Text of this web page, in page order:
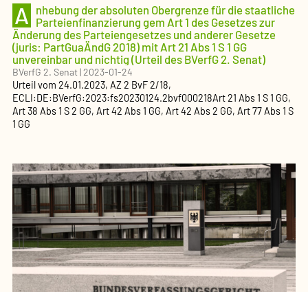
A nhebung der absoluten Obergrenze für die staatliche
Parteienfinanzierung gem Art 1 des Gesetzes zur
Änderung des Parteiengesetzes und anderer Gesetze
(juris: PartGuaÄndG 2018) mit Art 21 Abs 1 S 1 GG
unvereinbar und nichtig (Urteil des BVerfG 2. Senat)
BVerfG 2. Senat|2023-01-24
Urteilvom 24.01.2023, AZ2 BvF 2/18,
ECLI:DE:BVerfG:2023:fs20230124.2bvf000218Art 21 Abs 1 S 1 GG,
Art 38 Abs 1 S 2 GG, Art 42 Abs 1 GG, Art 42 Abs 2 GG, Art 77 Abs 1 S
1 GG